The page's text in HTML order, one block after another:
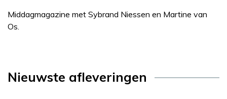
Middagmagazine met Sybrand Niessen en Martine van
Os.
Nieuwste afleveringen